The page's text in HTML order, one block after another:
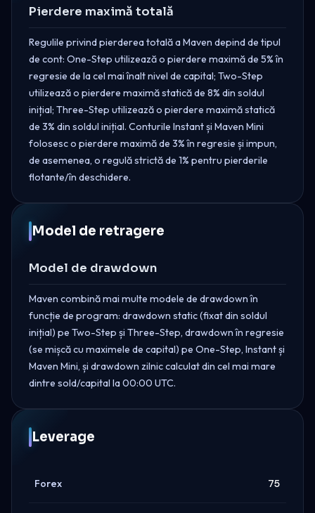
Pierdere maximă totală
Regulile privind pierderea totală a Maven depind de tipul
de cont: One-Step utilizează o pierdere maximă de 5% în
regresie de la cel mai înalt nivel de capital; Two-Step
utilizează o pierdere maximă statică de 8% din soldul
inițial; Three-Step utilizează o pierdere maximă statică
de 3% din soldul inițial. Conturile Instant și Maven Mini
folosesc o pierdere maximă de 3% în regresie și impun,
de asemenea, o regulă strictă de 1% pentru pierderile
flotante/în deschidere.
Model de retragere
Model de drawdown
Maven combină mai multe modele de drawdown în
funcție de program: drawdown static (fixat din soldul
inițial) pe Two-Step și Three-Step, drawdown în regresie
(se mișcă cu maximele de capital) pe One-Step, Instant și
Maven Mini, și drawdown zilnic calculat din cel mai mare
dintre sold/capital la 00:00 UTC.
Leverage
Forex 75